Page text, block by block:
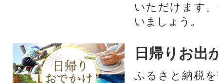
いただけます
いましょう。
日帰りお出
ふるさと納税